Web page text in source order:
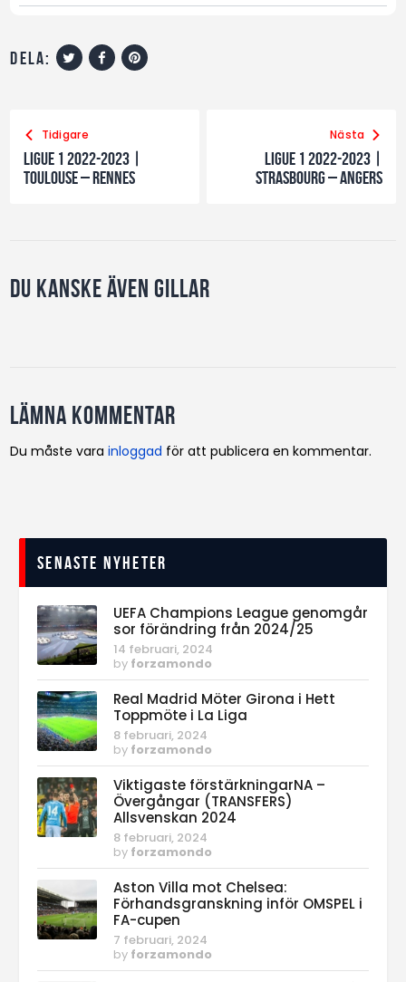
dela:
Tidigare
Ligue 1 2022-2023 |
Toulouse – Rennes
Nästa
Ligue 1 2022-2023 |
Strasbourg – Angers
Du kanske även gillar
Lämna kommentar
Du måste varainloggad för att publicera en kommentar.
Senaste nyheter
UEFA Champions League genomgår
sor förändring från 2024/25
14 februari, 2024
by forzamondo
Real Madrid Möter Girona i Hett
Toppmöte i La Liga
8 februari, 2024
by forzamondo
Viktigaste förstärkningarNA –
Övergångar (TRANSFERS)
Allsvenskan 2024
8 februari, 2024
by forzamondo
Aston Villa mot Chelsea:
Förhandsgranskning inför OMSPEL i
FA-cupen
7 februari, 2024
by forzamondo